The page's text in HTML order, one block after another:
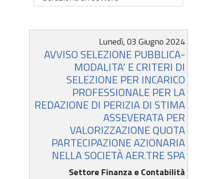
Termine
di
scadenza
Lunedì, 03 Giugno 2024
AVVISO SELEZIONE PUBBLICA-
MODALITA’ E CRITERI DI
SELEZIONE PER INCARICO
PROFESSIONALE PER LA
REDAZIONE DI PERIZIA DI STIMA
ASSEVERATA PER
VALORIZZAZIONE QUOTA
PARTECIPAZIONE AZIONARIA
NELLA SOCIETÀ AER.TRE SPA
Settore Finanza e Contabilità